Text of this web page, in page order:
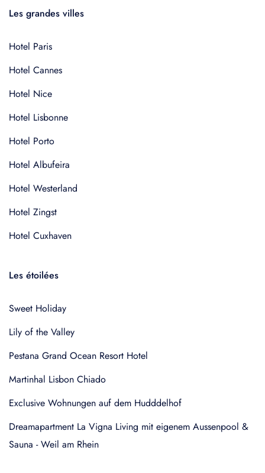
Les grandes villes
Hotel Paris
Hotel Cannes
Hotel Nice
Hotel Lisbonne
Hotel Porto
Hotel Albufeira
Hotel Westerland
Hotel Zingst
Hotel Cuxhaven
Les étoilées
Sweet Holiday
Lily of the Valley
Pestana Grand Ocean Resort Hotel
Martinhal Lisbon Chiado
Exclusive Wohnungen auf dem Hudddelhof
Dreamapartment La Vigna Living mit eigenem Aussenpool &
Sauna - Weil am Rhein